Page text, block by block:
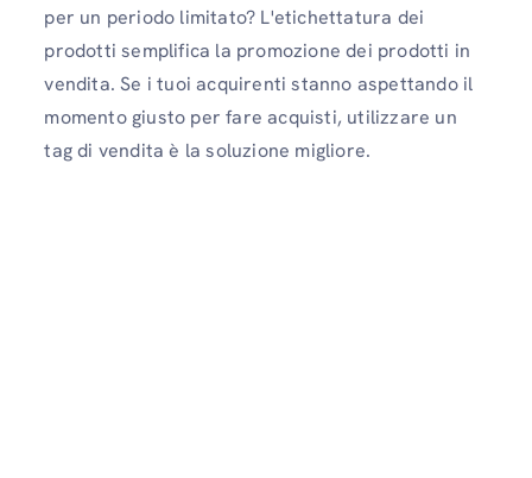
per un periodo limitato? L'etichettatura dei
prodotti semplifica la promozione dei prodotti in
vendita. Se i tuoi acquirenti stanno aspettando il
momento giusto per fare acquisti, utilizzare un
tag di vendita è la soluzione migliore.